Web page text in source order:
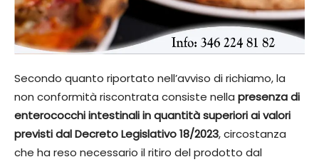
Secondo quanto riportato nell’avviso di richiamo, la
non conformità riscontrata consiste nella presenza di
enterococchi intestinali in quantità superiori ai valori
previsti dal Decreto Legislativo 18/2023, circostanza
che ha reso necessario il ritiro del prodotto dal